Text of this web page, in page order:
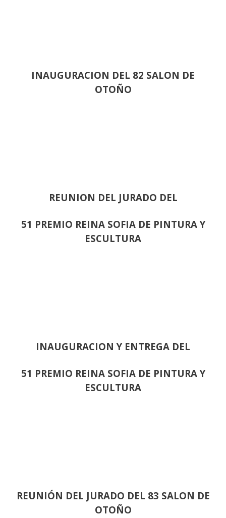
INAUGURACION DEL 82 SALON DE
OTOÑO
REUNION DEL JURADO DEL
51 PREMIO REINA SOFIA DE PINTURA Y
ESCULTURA
INAUGURACION Y ENTREGA DEL
51 PREMIO REINA SOFIA DE PINTURA Y
ESCULTURA
REUNIÓN DEL JURADO DEL 83 SALON DE
OTOÑO